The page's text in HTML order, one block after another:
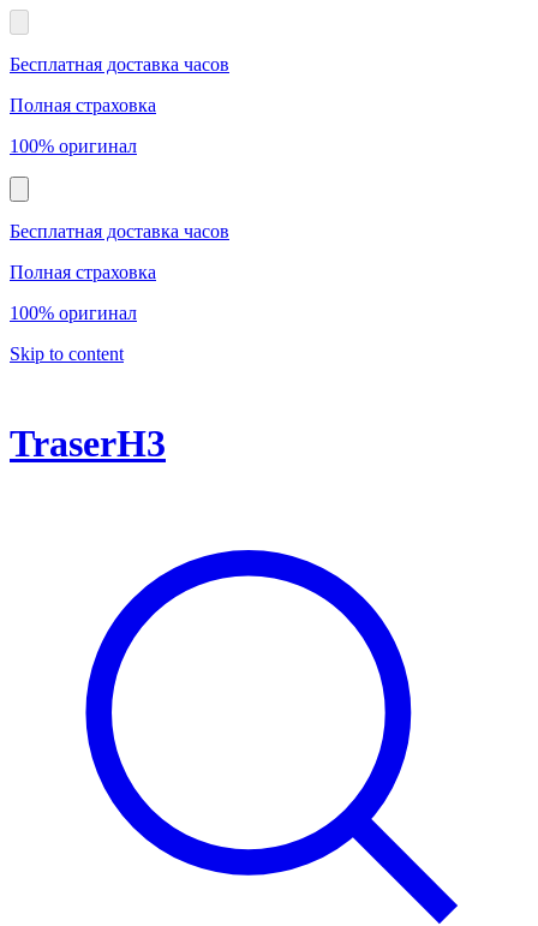
Бесплатная доставка часов
Полная страховка
100% оригинал
Бесплатная доставка часов
Полная страховка
100% оригинал
Skip to content
TraserH3